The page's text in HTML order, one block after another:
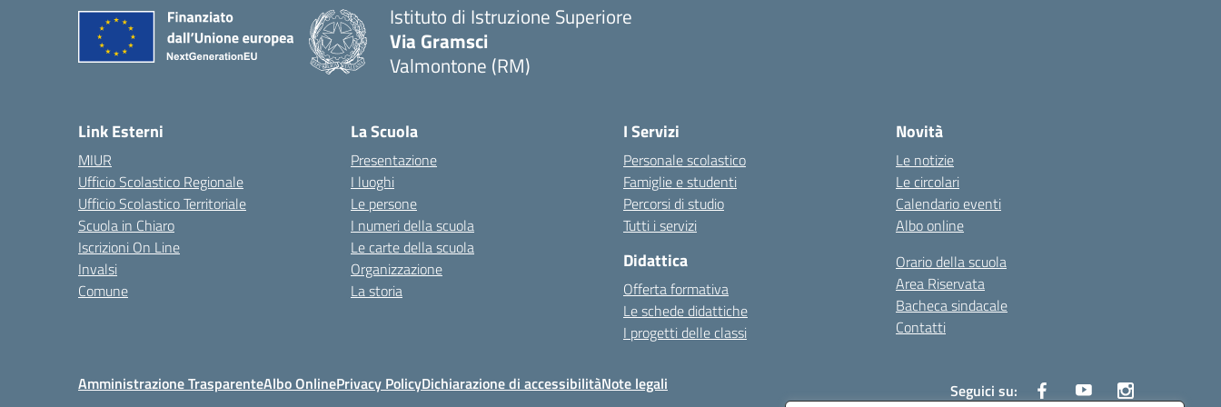
Istituto di Istruzione Superiore
Via Gramsci
Valmontone (RM)
Link Esterni
MIUR
Ufficio Scolastico Regionale
Ufficio Scolastico Territoriale
Scuola in Chiaro
Iscrizioni On Line
Invalsi
Comune
La Scuola
Presentazione
I luoghi
Le persone
I numeri della scuola
Le carte della scuola
Organizzazione
La storia
I Servizi
Personale scolastico
Famiglie e studenti
Percorsi di studio
Tutti i servizi
Didattica
Offerta formativa
Le schede didattiche
I progetti delle classi
Novità
Le notizie
Le circolari
Calendario eventi
Albo online
Orario della scuola
Area Riservata
Bacheca sindacale
Contatti
Amministrazione TrasparenteAlbo OnlinePrivacy PolicyDichiarazione di accessibilitàNote legali Seguici su: